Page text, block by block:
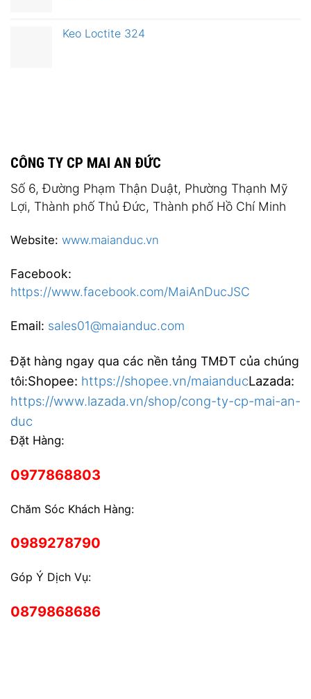
Keo Loctite 324
CÔNG TY CP MAI AN ĐỨC
Số 6, Đường Phạm Thận Duật, Phường Thạnh Mỹ
Lợi, Thành phố Thủ Đức, Thành phố Hồ Chí Minh
Website: www.maianduc.vn
Facebook:
https://www.facebook.com/MaiAnDucJSC
Email: sales01@maianduc.com
Đặt hàng ngay qua các nền tảng TMĐT của chúng
tôi:Shopee: https://shopee.vn/maianducLazada:
https://www.lazada.vn/shop/cong-ty-cp-mai-an-
duc
Đặt Hàng:
0977868803
Chăm Sóc Khách Hàng:
0989278790
Góp Ý Dịch Vụ:
0879868686